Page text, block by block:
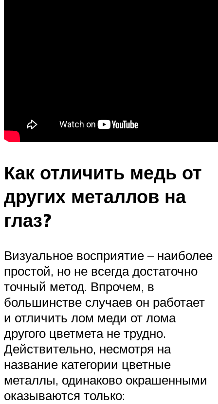
Как отличить медь от
других металлов на
глаз?
Визуальное восприятие – наиболее
простой, но не всегда достаточно
точный метод. Впрочем, в
большинстве случаев он работает
и отличить лом меди от лома
другого цветмета не трудно.
Действительно, несмотря на
название категории цветные
металлы, одинаково окрашенными
оказываются только: